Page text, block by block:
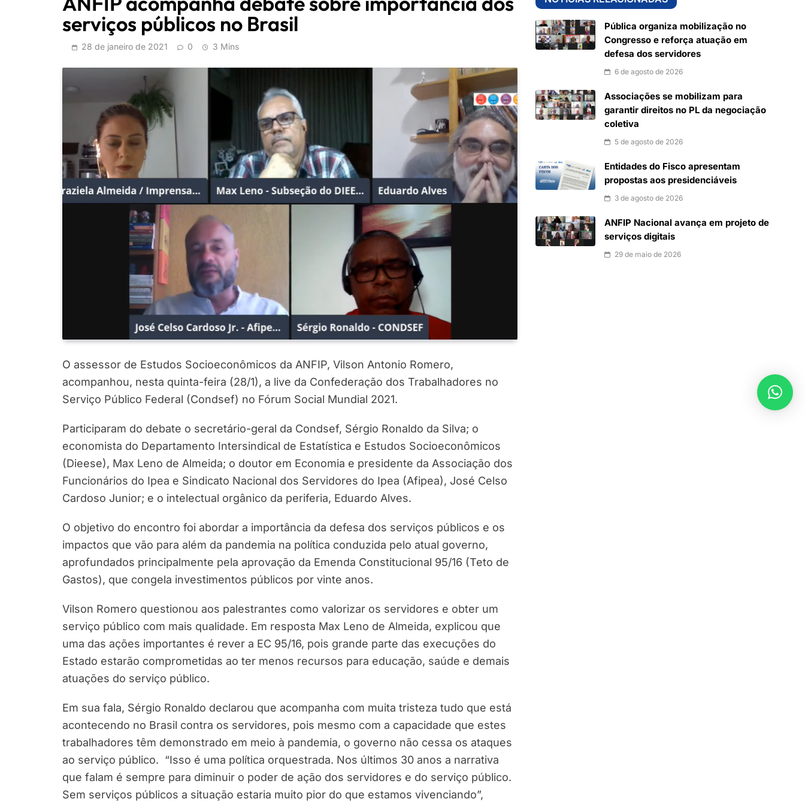
serviços públicos no Brasil
28 de janeiro de 2021 0 3 Mins
O assessor de Estudos Socioeconômicos da ANFIP, Vilson Antonio Romero,
acompanhou, nesta quinta-feira (28/1), a live da Confederação dos Trabalhadores no
Serviço Público Federal (Condsef) no Fórum Social Mundial 2021.
Participaram do debate o secretário-geral da Condsef, Sérgio Ronaldo da Silva; o
economista do Departamento Intersindical de Estatística e Estudos Socioeconômicos
(Dieese), Max Leno de Almeida; o doutor em Economia e presidente da Associação dos
Funcionários do Ipea e Sindicato Nacional dos Servidores do Ipea (Afipea), José Celso
Cardoso Junior; e o intelectual orgânico da periferia, Eduardo Alves.
O objetivo do encontro foi abordar a importância da defesa dos serviços públicos e os
impactos que vão para além da pandemia na política conduzida pelo atual governo,
aprofundados principalmente pela aprovação da Emenda Constitucional 95/16 (Teto de
Gastos), que congela investimentos públicos por vinte anos.
Vilson Romero questionou aos palestrantes como valorizar os servidores e obter um
serviço público com mais qualidade. Em resposta Max Leno de Almeida, explicou que
uma das ações importantes é rever a EC 95/16, pois grande parte das execuções do
Estado estarão comprometidas ao ter menos recursos para educação, saúde e demais
atuações do serviço público.
Em sua fala, Sérgio Ronaldo declarou que acompanha com muita tristeza tudo que está
acontecendo no Brasil contra os servidores, pois mesmo com a capacidade que estes
trabalhadores têm demonstrado em meio à pandemia, o governo não cessa os ataques
ao serviço público. “Isso é uma política orquestrada. Nos últimos 30 anos a narrativa
que falam é sempre para diminuir o poder de ação dos servidores e do serviço público.
Sem serviços públicos a situação estaria muito pior do que estamos vivenciando”,
Pública organiza mobilização no
Congresso e reforça atuação em
defesa dos servidores
6 de agosto de 2026
Associações se mobilizam para
garantir direitos no PL da negociação
coletiva
5 de agosto de 2026
Entidades do Fisco apresentam
propostas aos presidenciáveis
3 de agosto de 2026
ANFIP Nacional avança em projeto de
serviços digitais
29 de maio de 2026